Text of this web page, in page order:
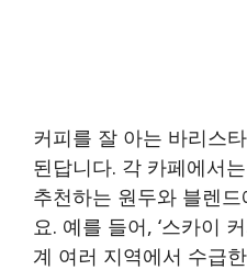
커피를 잘 아는 바리스
된답니다. 각 카페에서
추천하는 원두와 블렌
요. 예를 들어, ‘스카이
계 여러 지역에서 수급